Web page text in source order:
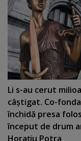
Li s-au cerut
câştigat. Co-
închidă presa
început de drum
Horaţiu Potra